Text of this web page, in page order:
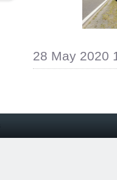
28 May 2020